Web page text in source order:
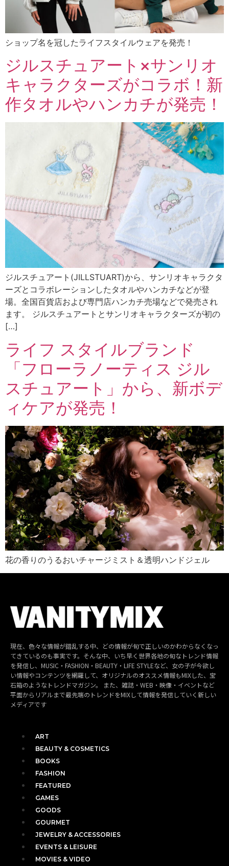
ショップ名を冠したライフスタイルウェアを発売！
ジルスチュアート×サンリオ
キャラクターズがコラボ！新
作タオルやハンカチが発売！
ジルスチュアート(JILLSTUART)から、サンリオキャラクタ
ーズとコラボレーションしたタオルやハンカチなどが登
場。全国百貨店および専門店ハンカチ売場などで発売され
ます。 ジルスチュアートとサンリオキャラクターズが初の
[…]
ライフ スタイルブランド
「フローラノーティス ジル
スチュアート」から、新ボデ
ィケアが発売！
花の香りのうるおいチャージミスト＆透明ハンドジェル
現在、色々な情報が錯乱する中、どの情報が旬で正しいのかわからなくなっ
てきているのも事実です。そんな中、いち早く世界各地の旬なトレンド情報
を発信し、MUSIC・FASHION・BEAUTY・LIFE STYLEなど、女の子が今欲し
い情報やコンテンツを網羅して、オリジナルのオススメ情報もMIXした、宝
石箱のようなトレンドマガジン。 また、雑誌・WEB・映像・イベントなど
平面からリアルまで最先端のトレンドをMIXして情報を発信していく新しい
メディアです
ART
BEAUTY & COSMETICS
BOOKS
FASHION
FEATURED
GAMES
GOODS
GOURMET
JEWELRY & ACCESSORIES
EVENTS & LEISURE
MOVIES & VIDEO